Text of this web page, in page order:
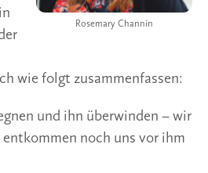
Rosemary Channin
wie folgt zusammenfassen:
und ihn überwinden – wir
entkommen noch uns vor ihm